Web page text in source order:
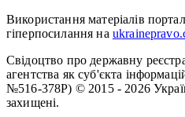
Використання матеріалів
гіперпосилання на
Свідоцтво про державну
агентства як суб'єкта
№516-378Р) © 2015 - 2026
захищені.